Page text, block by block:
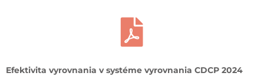
Efektivita vyrovnania v systéme vyrovnania CDCP 2024